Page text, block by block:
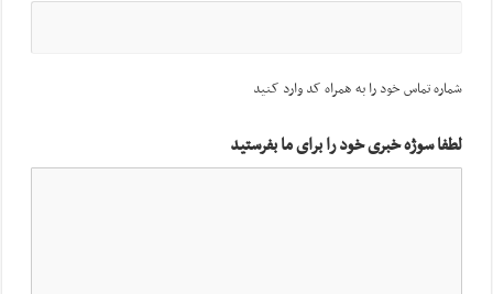
شماره تماس خود را به همراه کد وارد کنید
لطفا سوژه خبری خود را برای ما بفرستید